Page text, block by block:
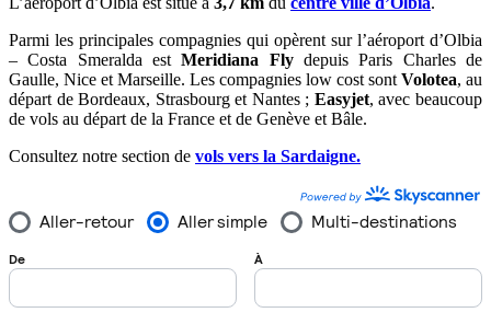
Parmi les principales compagnies qui opèrent sur l’aéroport d’Olbia
– Costa Smeralda estMeridiana Flydepuis Paris Charles de
Gaulle, Nice et Marseille. Les compagnies low cost sont Volotea, au
départ de Bordeaux, Strasbourg et Nantes ; Easyjet, avec beaucoup
de vols au départ de la France et de Genève et Bâle.
Consultez notre section de vols vers la Sardaigne.